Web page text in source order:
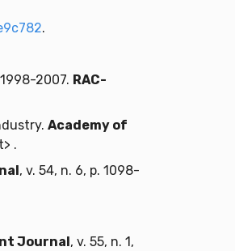
.
2007. RAC-
Academy of
.
, v. 54, n. 6, p. 1098-
Journal , v. 55, n. 1,